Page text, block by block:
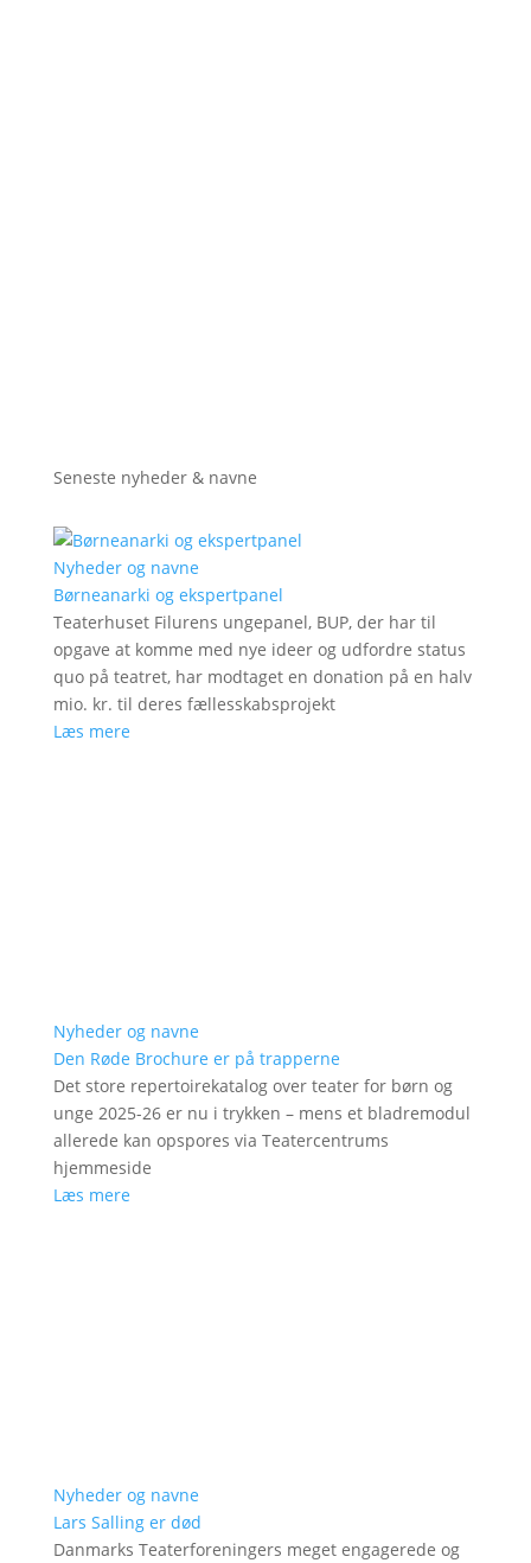
Seneste nyheder & navne
Nyheder og navne
Børneanarki og ekspertpanel
Teaterhuset Filurens ungepanel, BUP, der har til
opgave at komme med nye ideer og udfordre status
quo på teatret, har modtaget en donation på en halv
mio. kr. til deres fællesskabsprojekt
Læs mere
Nyheder og navne
Den Røde Brochure er på trapperne
Det store repertoirekatalog over teater for børn og
unge 2025-26 er nu i trykken – mens et bladremodul
allerede kan opspores via Teatercentrums
hjemmeside
Læs mere
Nyheder og navne
Lars Salling er død
Danmarks Teaterforeningers meget engagerede og